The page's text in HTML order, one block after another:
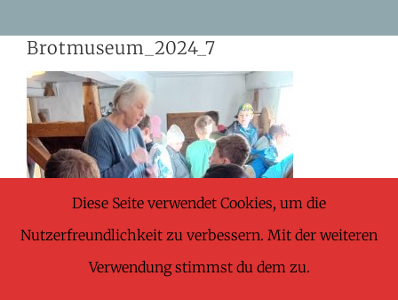
content
Brotmuseum_2024_7
Diese Seite verwendet Cookies, um die
Nutzerfreundlichkeit zu verbessern. Mit der weiteren
Verwendung stimmst du dem zu.